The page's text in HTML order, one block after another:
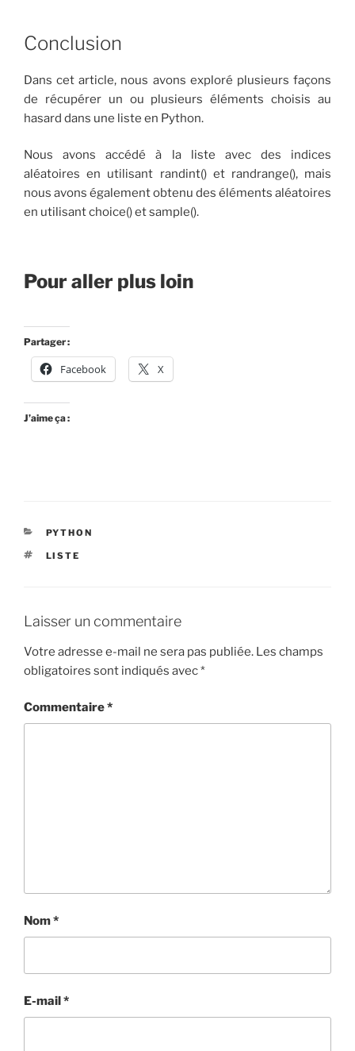
Conclusion
Dans cet article, nous avons exploré plusieurs façons
de récupérer un ou plusieurs éléments choisis au
hasard dans une liste en Python.
Nous avons accédé à la liste avec des indices
aléatoires en utilisant randint() et randrange(), mais
nous avons également obtenu des éléments aléatoires
en utilisant choice() et sample().
Pour aller plus loin
Partager :
Facebook X
J’aime ça :
CATÉGORIES
PYTHON
ÉTIQUETTES
LISTE
Laisser un commentaire
Votre adresse e-mail ne sera pas publiée. Les champs
obligatoires sont indiqués avec*
Commentaire*
Nom*
E-mail*